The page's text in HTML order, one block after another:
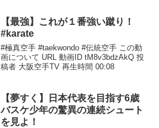
【最強】これが１番強い蹴り！
#karate
#極真空手 #taekwondo #伝統空手 この動
画について URL 動画ID tM8v3bdzAkQ 投
稿者 大阪空手TV 再生時間 00:08
【夢すく】日本代表を目指す6歳
バスケ少年の驚異の連続シュート
を見よ！